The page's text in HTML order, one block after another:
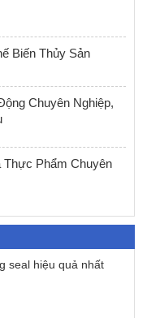
Biến Thủy Sản
Chuyên Nghiệp,
Thực Phẩm Chuyên
seal hiệu quả nhất